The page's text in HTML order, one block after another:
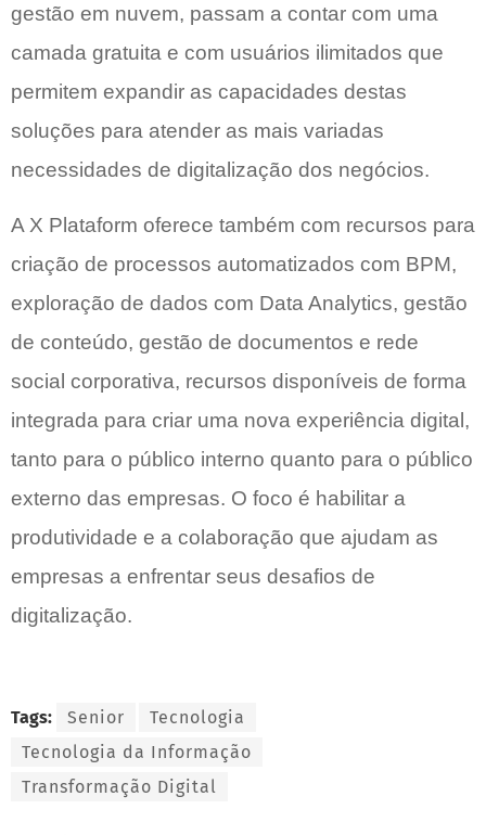
gestão em nuvem, passam a contar com uma
camada gratuita e com usuários ilimitados que
permitem expandir as capacidades destas
soluções para atender as mais variadas
necessidades de digitalização dos negócios.
A X Plataform oferece também com recursos para
criação de processos automatizados com BPM,
exploração de dados com Data Analytics, gestão
de conteúdo, gestão de documentos e rede
social corporativa, recursos disponíveis de forma
integrada para criar uma nova experiência digital,
tanto para o público interno quanto para o público
externo das empresas. O foco é habilitar a
produtividade e a colaboração que ajudam as
empresas a enfrentar seus desafios de
digitalização.
Tags: Senior
Tecnologia
Tecnologia da Informação
Transformação Digital